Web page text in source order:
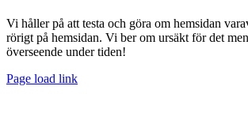
Vi håller på att testa och göra om hemsidan
rörigt på hemsidan. Vi ber om ursäkt för det
överseende under tiden!
Page load link